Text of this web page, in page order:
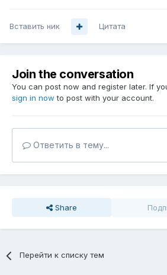
Вставить ник Цитата
Join the conversation
You can post now and register later. If
sign in now to post with your account.
Ответить в тему...
Share
Перейти к списку тем